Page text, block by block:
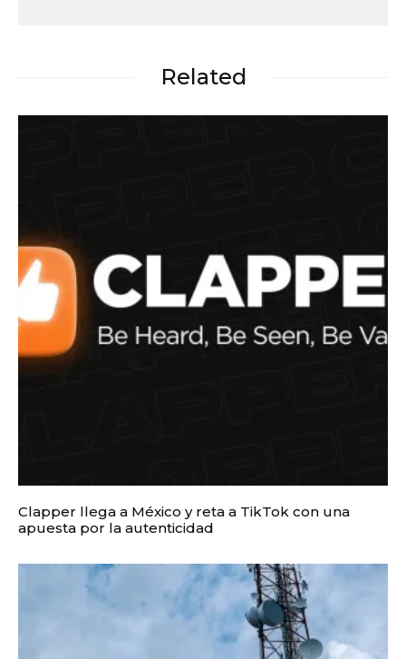
Related
Clapper llega a México y reta a TikTok con una
apuesta por la autenticidad